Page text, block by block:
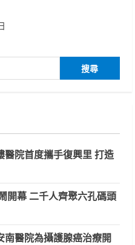
院首度攜手復興里 打造
開幕 二千人齊聚六孔碼頭
南醫院為攝護腺癌治療開